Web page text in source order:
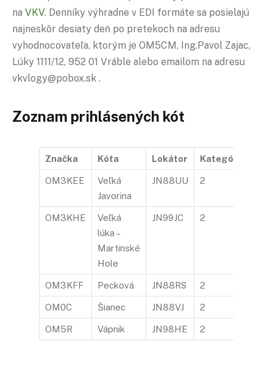
na VKV. Denníky výhradne v EDI formáte sa posielajú
najneskôr desiaty deň po pretekoch na adresu
vyhodnocovateľa, ktorým je OM5CM, Ing.Pavol Zajac,
Lúky 1111/12, 952 01 Vráble alebo emailom na adresu
vkvlogy@pobox.sk .
Zoznam prihlásených kót
Značka Kóta Lokátor Kategória
OM3KEE
Veľká
Javorina
JN88UU 2
OM3KHE
Veľká
lúka –
Martinské
Hole
JN99JC 2
OM3KFF Pecková JN88RS 2
OM0C Šianec JN88VJ 2
OM5R Vápnik JN98HE 2